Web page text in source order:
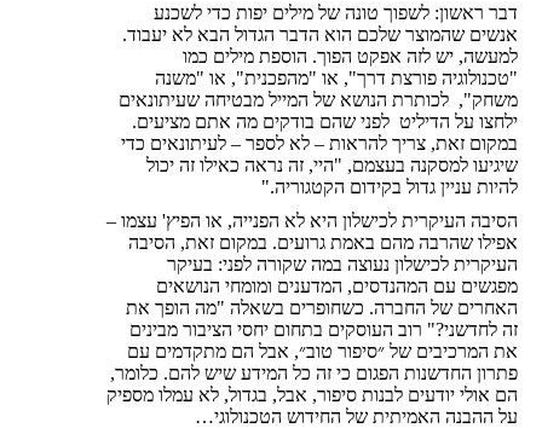
דבר ראשון: לשפוך טונה של מילים יפות כדי לשכנע
אנשים שהמוצר שלכם הוא הדבר הגדול הבא לא יעבוד.
למעשה, יש לזה אפקט הפוך. הוספת מילים כמו
"טכנולוגיה פורצת דרך", או "מהפכנית", או "משנה
משחק", לכותרת הנושא של המייל מבטיחה שעיתונאים
ילחצו על הדיליט לפני שהם בודקים מה אתם מציעים.
במקום זאת, צריך להראות – לא לספר – לעיתונאים כדי
שיגיעו למסקנה בעצמם, "היי, זה נראה כאילו זה יכול
להיות עניין גדול בקידום הקטגוריה."
הסיבה העיקרית לכישלון היא לא הפנייה, או הפיץ' עצמו –
אפילו שהרבה מהם באמת גרועים. במקום זאת, הסיבה
העיקרית לכישלון נעוצה במה שקורה לפני: בעיקר
מפגשים עם המהנדסים, המדענים ומומחי הנושאים
האחרים של החברה. כשחופרים בשאלה "מה הופך את
זה לחדשני?" רוב העוסקים בתחום יחסי הציבור מבינים
את המרכיבים של ״סיפור טוב״, אבל הם מתקדמים עם
פתרון החדשנות הפגום כי זה כל המידע שיש להם. כלומר,
הם אולי יודעים לבנות סיפור, אבל, בגדול, לא עמלו מספיק
על ההבנה האמיתית של החידוש הטכנולוגי…